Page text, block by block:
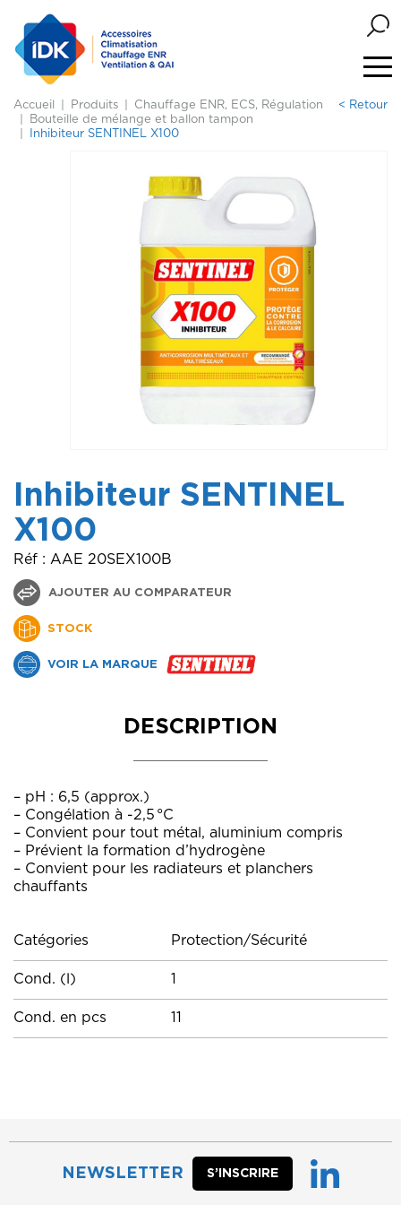
Accueil Produits
Chauffage ENR, ECS, Régulation
Bouteille de mélange et ballon tampon
Inhibiteur SENTINEL X100
< Retour
Inhibiteur SENTINEL
X100
Réf : AAE 20SEX100B
AJOUTER AU COMPARATEUR
VOIR LA MARQUE
STOCK
DESCRIPTION
– pH : 6,5 (approx.)
– Congélation à -2,5 °C
– Convient pour tout métal, aluminium compris
– Prévient la formation d’hydrogène
– Convient pour les radiateurs et planchers
chauffants
Catégories Protection/Sécurité
Cond. (l) 1
Cond. en pcs 11
NEWSLETTER S’INSCRIRE